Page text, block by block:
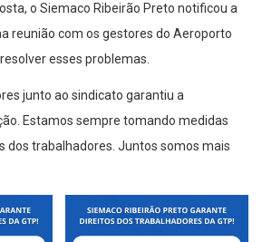
o Siemaco Ribeirão Preto notificou a
reunião com os gestores do Aeroporto
esses problemas.
junto ao sindicato garantiu a
Estamos sempre tomando medidas
dos trabalhadores. Juntos somos mais